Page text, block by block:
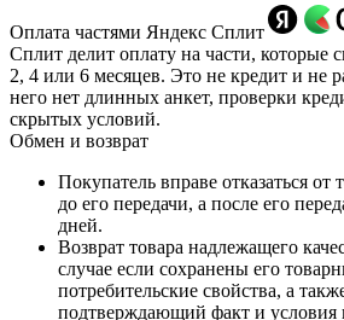
Оплата частями Яндекс Сплит
Сплит делит оплату на части, которые
2, 4 или 6 месяцев. Это не кредит и не
него нет длинных анкет, проверки
скрытых условий.
Обмен и возврат
Покупатель вправе отказаться от
до его передачи, а после его
дней.
Возврат товара надлежащего
случае если сохранены его
потребительские свойства, а
подтверждающий факт и условия